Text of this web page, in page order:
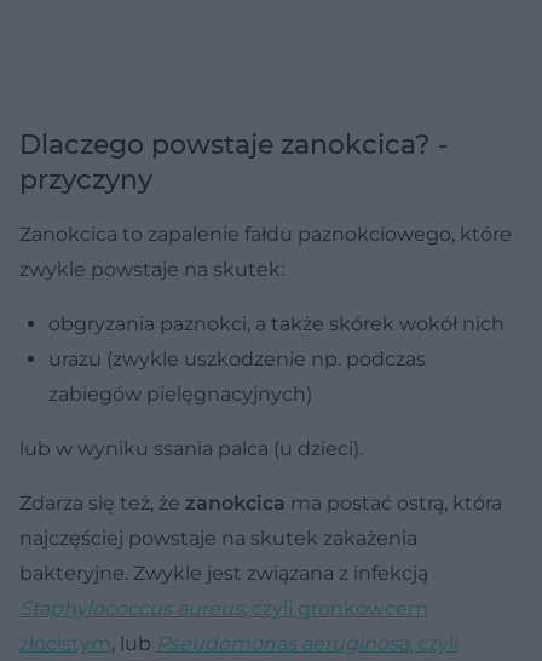
Dlaczego powstaje zanokcica? -
przyczyny
Zanokcica to zapalenie fałdu paznokciowego, które
zwykle powstaje na skutek:
obgryzania paznokci, a także skórek wokół nich
urazu (zwykle uszkodzenie np. podczas
zabiegów pielęgnacyjnych)
lub w wyniku ssania palca (u dzieci).
Zdarza się też, że zanokcica ma postać ostrą, która
najczęściej powstaje na skutek zakażenia
bakteryjne. Zwykle jest związana z infekcją
Staphylococcus aureus, czyli gronkowcem
złocistym, lub Pseudomonas aeruginosa, czyli